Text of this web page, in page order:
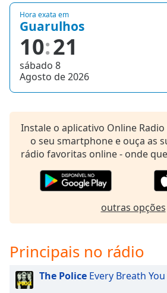
Hora exata em
Guarulhos
10 21
sábado 8
Agosto de 2026
Instale o aplicativo Online
o seu smartphone e ouça as
rádio favoritas online - onde
outras opções
Principais no rádio
The Police Every Breath